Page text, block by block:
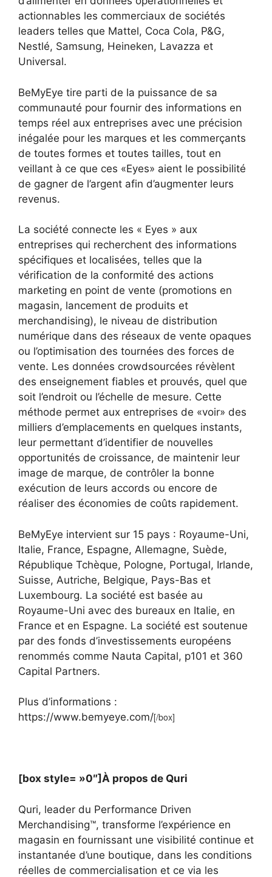
actionnables les commerciaux de sociétés
leaders telles que Mattel, Coca Cola, P&G,
Nestlé, Samsung, Heineken, Lavazza et
Universal.
BeMyEye tire parti de la puissance de sa
communauté pour fournir des informations en
temps réel aux entreprises avec une précision
inégalée pour les marques et les commerçants
de toutes formes et toutes tailles, tout en
veillant à ce que ces «Eyes» aient le possibilité
de gagner de l’argent afin d’augmenter leurs
revenus.
La société connecte les « Eyes » aux
entreprises qui recherchent des informations
spécifiques et localisées, telles que la
vérification de la conformité des actions
marketing en point de vente (promotions en
magasin, lancement de produits et
merchandising), le niveau de distribution
numérique dans des réseaux de vente opaques
ou l’optimisation des tournées des forces de
vente. Les données crowdsourcées révèlent
des enseignement fiables et prouvés, quel que
soit l’endroit ou l’échelle de mesure. Cette
méthode permet aux entreprises de «voir» des
milliers d’emplacements en quelques instants,
leur permettant d’identifier de nouvelles
opportunités de croissance, de maintenir leur
image de marque, de contrôler la bonne
exécution de leurs accords ou encore de
réaliser des économies de coûts rapidement.
BeMyEye intervient sur 15 pays : Royaume-Uni,
Italie, France, Espagne, Allemagne, Suède,
République Tchèque, Pologne, Portugal, Irlande,
Suisse, Autriche, Belgique, Pays-Bas et
Luxembourg. La société est basée au
Royaume-Uni avec des bureaux en Italie, en
France et en Espagne. La société est soutenue
par des fonds d’investissements européens
renommés comme Nauta Capital, p101 et 360
Capital Partners.
Plus d’informations :
https://www.bemyeye.com/[/box]
[box style= »0″] À propos de Quri
Quri, leader du Performance Driven
Merchandising™, transforme l’expérience en
magasin en fournissant une visibilité continue et
instantanée d’une boutique, dans les conditions
réelles de commercialisation et ce via les